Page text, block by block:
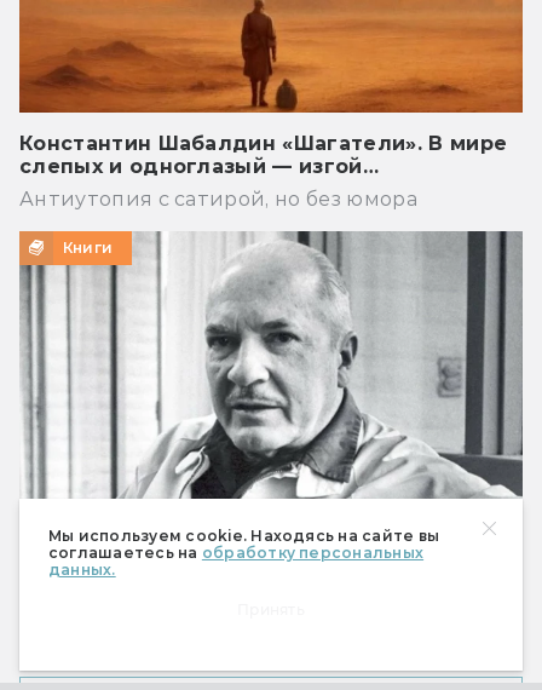
Мы используем cookie. Находясь на сайте вы
соглашаетесь на обработку персональных
данных.
Константин Шабалдин «Шагатели». В мире
слепых и одноглазый — изгой…
Антиутопия с сатирой, но без юмора
Книги